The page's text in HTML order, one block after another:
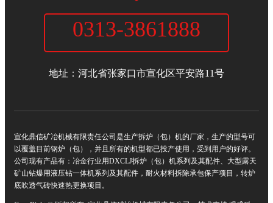
宣化鼎信矿冶机械有限责任公司
0313-3861888
地址：河北省张家口市宣化区平安路11号
宣化鼎信矿冶机械有限责任公司是生产拆炉（包）机的厂家，生产的型号可
以覆盖目前钢炉（包），并且所有的机型都已投产使用，受到用户的好评。
公司现有产品有：冶金行业用DXCLJ拆炉（包）机系列及其配件、大型露天
矿山钻爆用液压钻一体机系列及其配件，耐火材料拆除承包保产项目，转炉
底吹透气砖快速热更换项目。